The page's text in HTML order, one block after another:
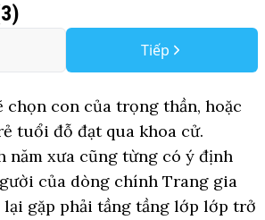
Tiếp
chọn con của trọng thần, hoặc
tuổi đỗ đạt qua khoa cử.
năm xưa cũng từng có ý định
của dòng chính Trang gia
gặp phải tầng tầng lớp lớp trở